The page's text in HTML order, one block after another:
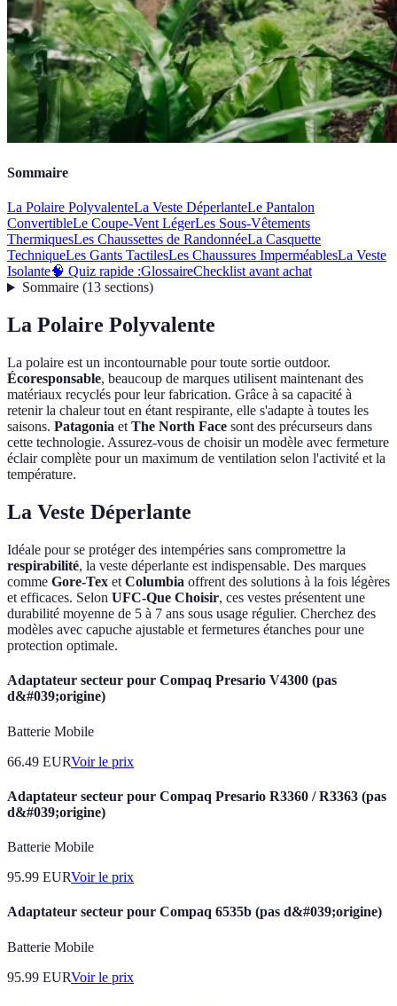
Sommaire
La Polaire PolyvalenteLa Veste DéperlanteLe Pantalon
ConvertibleLe Coupe-Vent LégerLes Sous-Vêtements
ThermiquesLes Chaussettes de RandonnéeLa Casquette
TechniqueLes Gants TactilesLes Chaussures ImperméablesLa Veste
Isolante🧠 Quiz rapide :GlossaireChecklist avant achat
Sommaire(13 sections)
La Polaire Polyvalente
La polaire est un incontournable pour toute sortie outdoor.
Écoresponsable, beaucoup de marques utilisent maintenant des
matériaux recyclés pour leur fabrication. Grâce à sa capacité à
retenir la chaleur tout en étant respirante, elle s'adapte à toutes les
saisons. Patagonia et The North Face sont des précurseurs dans
cette technologie. Assurez-vous de choisir un modèle avec fermeture
éclair complète pour un maximum de ventilation selon l'activité et la
température.
La Veste Déperlante
Idéale pour se protéger des intempéries sans compromettre la
respirabilité, la veste déperlante est indispensable. Des marques
comme Gore-Tex et Columbia offrent des solutions à la fois légères
et efficaces. Selon UFC-Que Choisir, ces vestes présentent une
durabilité moyenne de 5 à 7 ans sous usage régulier. Cherchez des
modèles avec capuche ajustable et fermetures étanches pour une
protection optimale.
Adaptateur secteur pour Compaq Presario V4300 (pas
d&#039;origine)
Batterie Mobile
66.49 EURVoir le prix
Adaptateur secteur pour Compaq Presario R3360 / R3363 (pas
d&#039;origine)
Batterie Mobile
95.99 EURVoir le prix
Adaptateur secteur pour Compaq 6535b (pas d&#039;origine)
Batterie Mobile
95.99 EURVoir le prix